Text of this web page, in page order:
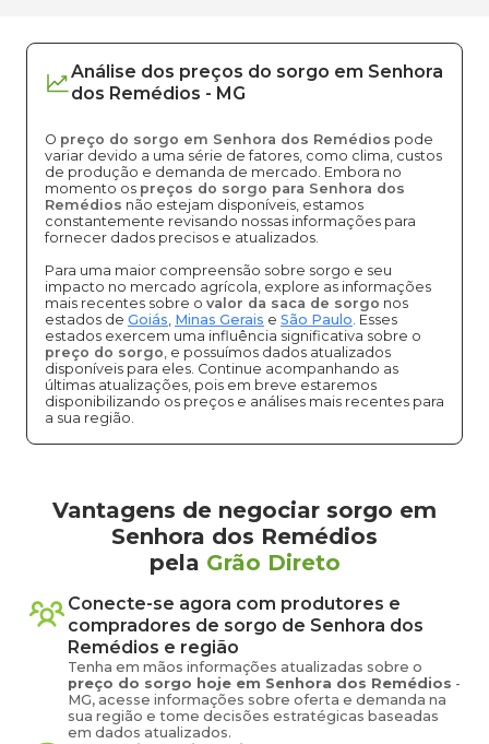
Análise dos preços do sorgo em Senhora
dos Remédios - MG
O preço do sorgo em Senhora dos Remédios pode
variar devido a uma série de fatores, como clima, custos
de produção e demanda de mercado. Embora no
momento os preços do sorgo para Senhora dos
Remédios não estejam disponíveis, estamos
constantemente revisando nossas informações para
fornecer dados precisos e atualizados.
Para uma maior compreensão sobre sorgo e seu
impacto no mercado agrícola, explore as informações
mais recentes sobre o valor da saca de sorgo nos
estados de Goiás, Minas Gerais e São Paulo. Esses
estados exercem uma influência significativa sobre o
preço do sorgo, e possuímos dados atualizados
disponíveis para eles. Continue acompanhando as
últimas atualizações, pois em breve estaremos
disponibilizando os preços e análises mais recentes para
a sua região.
Vantagens de negociar sorgo em
Senhora dos Remédios
pela Grão Direto
Conecte-se agora com produtores e
compradores de sorgo de Senhora dos
Remédios e região
Tenha em mãos informações atualizadas sobre o
preço do sorgo hoje em Senhora dos Remédios -
MG, acesse informações sobre oferta e demanda na
sua região e tome decisões estratégicas baseadas
em dados atualizados.